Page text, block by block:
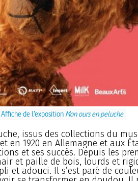
Affiche de l’exposition Mon ours en peluche
issus des collections du
en 1920 en Allemagne et aux
et ses succès. Depuis les
et paille de bois, lourds et
et adouci. Il s’est paré de